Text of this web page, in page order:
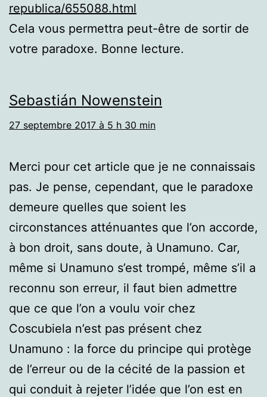
republica/655088.html
Cela vous permettra peut-être de sortir de
votre paradoxe. Bonne lecture.
Sebastián Nowenstein
27 septembre 2017 à 5 h 30 min
Merci pour cet article que je ne connaissais
pas. Je pense, cependant, que le paradoxe
demeure quelles que soient les
circonstances atténuantes que l’on accorde,
à bon droit, sans doute, à Unamuno. Car,
même si Unamuno s’est trompé, même s’il a
reconnu son erreur, il faut bien admettre
que ce que l’on a voulu voir chez
Coscubiela n’est pas présent chez
Unamuno : la force du principe qui protège
de l’erreur ou de la cécité de la passion et
qui conduit à rejeter l’idée que l’on est en